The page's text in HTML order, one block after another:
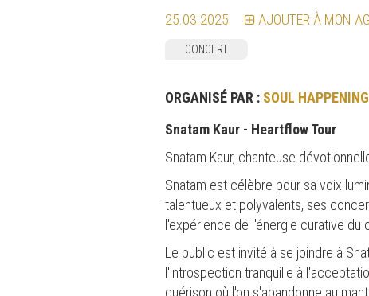
25.03.2025 AJOUTER À MON
CONCERT
ORGANISÉ PAR : SOUL
Snatam Kaur - Heartflow Tour
Snatam Kaur, chanteuse
Snatam est célèbre pour sa voix
talentueux et polyvalents, ses
l'expérience de l'énergie curative
Le public est invité à se joindre à
l'introspection tranquille à
guérison où l'on s'abandonne au